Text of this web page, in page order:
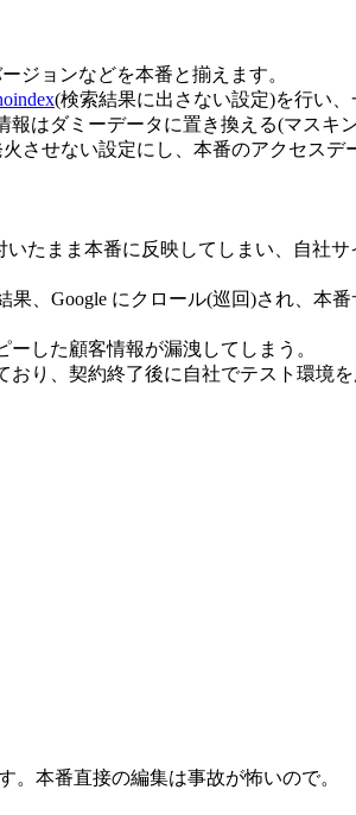
ジョンなどを本番と揃えます。
(検索結果に出さない設定)を行い、
はダミーデータに置き換える(マスキ
させない設定にし、本番のアクセスデ
いたまま本番に反映してしまい、自社
果、Google にクロール(巡回)され、本
した顧客情報が漏洩してしまう。
り、契約終了後に自社でテスト環境を
。本番直接の編集は事故が怖いので。